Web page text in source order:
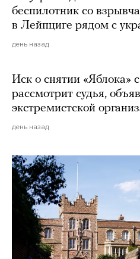
беспилотник со
в Лейпциге рядом с
день назад
Иск о снятии «Яблока»
рассмотрит судья,
экстремистской
день назад